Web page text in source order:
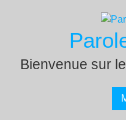
Bienvenue sur